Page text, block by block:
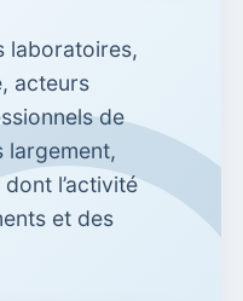
laboratoires,
acteurs
de
largement,
l’activité
et des